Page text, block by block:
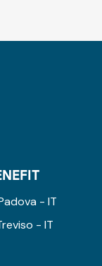
- IT
- IT